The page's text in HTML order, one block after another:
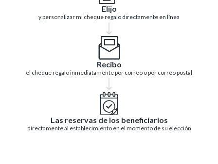
Elijo
y personalizar mi cheque regalo directamente en línea
Recibo
el cheque regalo inmediatamente por correo o por correo postal
Las reservas de los beneficiarios
directamente al establecimiento en el momento de su elección